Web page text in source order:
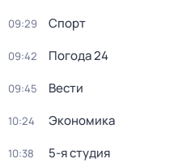
09:29 Спорт
09:42 Погода 24
09:45 Вести
10:24 Экономика
10:38 5-я студия